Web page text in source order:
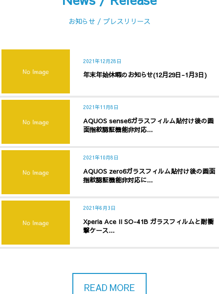
お知らせ / プレスリリース
2021年12月28日
年末年始休暇のお知らせ(12月29日-1月3日)
2021年11月8日
AQUOS sense6ガラスフィルム貼付け後の画
面指紋認証機能非対応...
2021年10月8日
AQUOS zero6ガラスフィルム貼付け後の画面
指紋認証機能非対応に...
2021年6月3日
Xperia Ace II SO-41B ガラスフィルムと耐衝
撃ケース...
READ MORE